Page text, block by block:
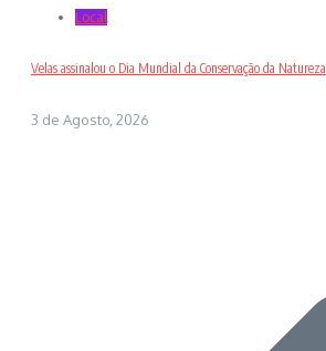
Local
Velas assinalou o Dia Mundial da Conservação da Natureza
3 de Agosto, 2026